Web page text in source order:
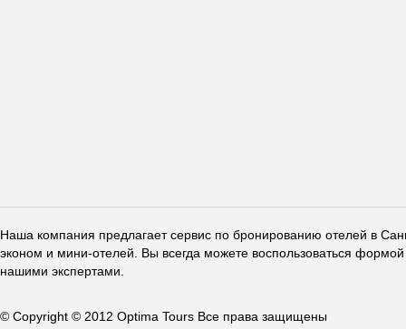
Наша компания предлагает сервис по бронированию отелей в
эконом и мини-отелей. Вы всегда можете воспользоваться
нашими экспертами.
© Copyright © 2012 Optima Tours Все права защищены